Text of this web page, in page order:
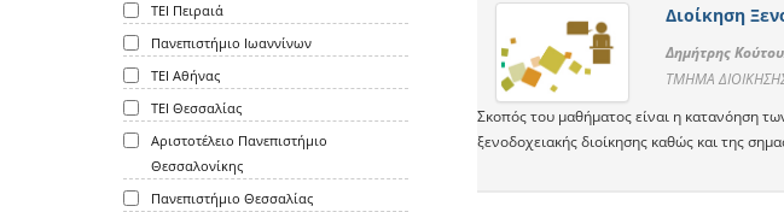
ΤΕΙ Πειραιά
Πανεπιστήμιο Ιωαννίνων
ΤΕΙ Αθήνας
ΤΕΙ Θεσσαλίας
Αριστοτέλειο Πανεπιστήμιο
Θεσσαλονίκης
Πανεπιστήμιο Θεσσαλίας
Διοίκηση
Δημήτρης
ΤΜΗΜΑ
Σκοπός του μαθήματος είναι η κατανόηση
ξενοδοχειακής διοίκησης καθώς και της